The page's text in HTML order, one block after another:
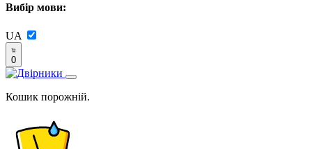
Вибір мови:
UA
0
Кошик порожній.